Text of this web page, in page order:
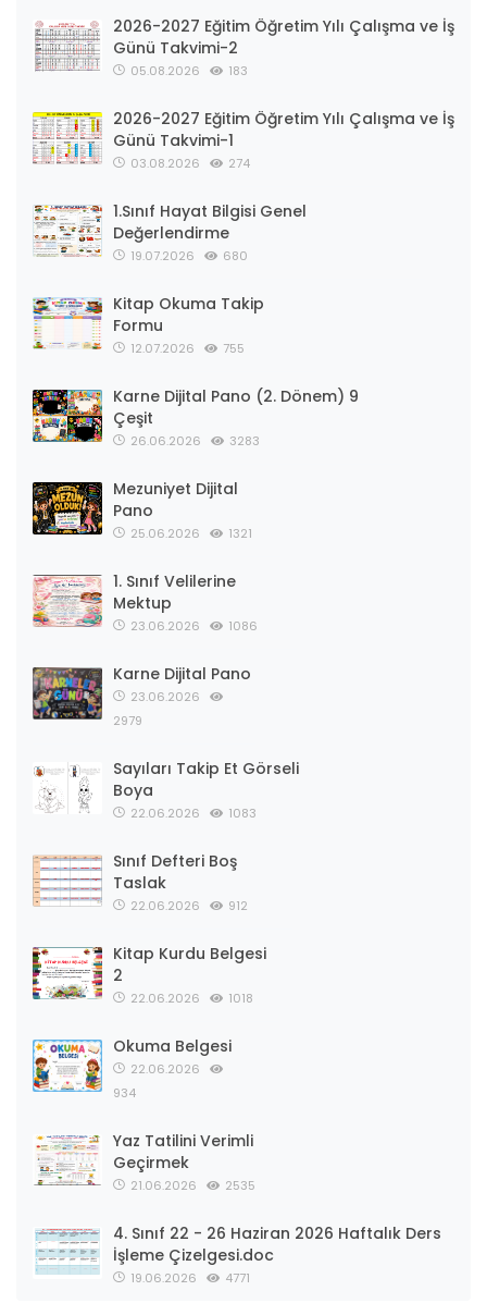
2026-2027 Eğitim Öğretim Yılı Çalışma ve İş
Günü Takvimi-2
05.08.2026 183
2026-2027 Eğitim Öğretim Yılı Çalışma ve İş
Günü Takvimi-1
03.08.2026 274
1.Sınıf Hayat Bilgisi Genel
Değerlendirme
19.07.2026 680
Kitap Okuma Takip
Formu
12.07.2026 755
Karne Dijital Pano (2. Dönem) 9
Çeşit
26.06.2026 3283
Mezuniyet Dijital
Pano
25.06.2026 1321
1. Sınıf Velilerine
Mektup
23.06.2026 1086
Karne Dijital Pano
23.06.2026
2979
Sayıları Takip Et Görseli
Boya
22.06.2026 1083
Sınıf Defteri Boş
Taslak
22.06.2026 912
Kitap Kurdu Belgesi
2
22.06.2026 1018
Okuma Belgesi
22.06.2026
934
Yaz Tatilini Verimli
Geçirmek
21.06.2026 2535
4. Sınıf 22 - 26 Haziran 2026 Haftalık Ders
İşleme Çizelgesi.doc
19.06.2026 4771